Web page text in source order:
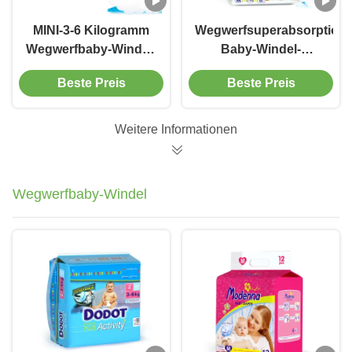
MINI-3-6 Kilogramm
Wegwerfbaby-Windel-
Breathable super
saugfähiger Zug-Ups
Beste Preis
Baby-Windel-
Baumwolle einfach
herauf
Beste Preis
Weitere Informationen
Wegwerfbaby-Windel